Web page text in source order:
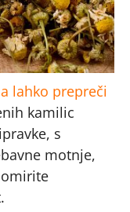
lahko prepreči
kamilic
s
motnje,